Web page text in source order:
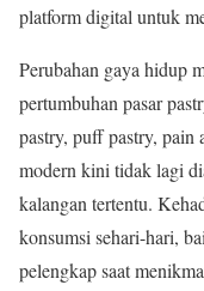
platform digital untuk
Perubahan gaya hidup
pertumbuhan pasar
pastry, puff pastry, pain
modern kini tidak lagi
kalangan tertentu.
konsumsi sehari-hari,
pelengkap saat